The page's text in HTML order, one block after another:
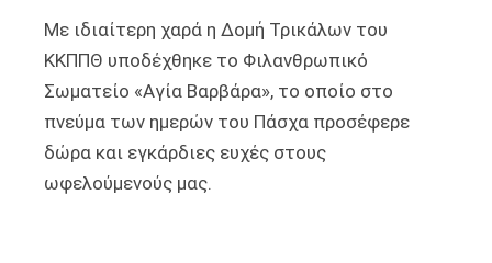
Με ιδιαίτερη χαρά η Δομή Τρικάλων του
ΚΚΠΠΘ υποδέχθηκε το Φιλανθρωπικό
Σωματείο «Αγία Βαρβάρα», το οποίο στο
πνεύμα των ημερών του Πάσχα προσέφερε
δώρα και εγκάρδιες ευχές στους
ωφελούμενούς μας.